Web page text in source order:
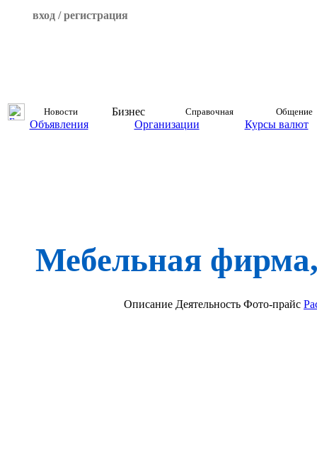
вход / регистрация
Новости Бизнес Справочная Общение
Объявления Организации Курсы валют
Мебельная
Описание Деятельность Фото-прайс